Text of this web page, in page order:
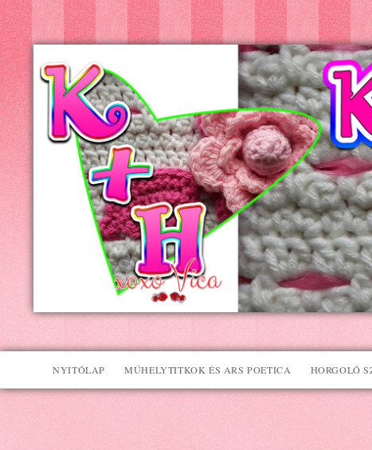
Kreatív+Hobby
Alkotóműhely
NYITÓLAP MŰHELYTITKOK ÉS ARS POETICA HORGOLÓ